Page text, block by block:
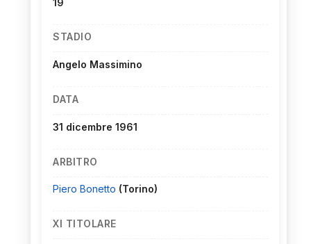
STADIO
Angelo Massimino
DATA
31 dicembre 1961
ARBITRO
Piero Bonetto (Torino)
XI TITOLARE